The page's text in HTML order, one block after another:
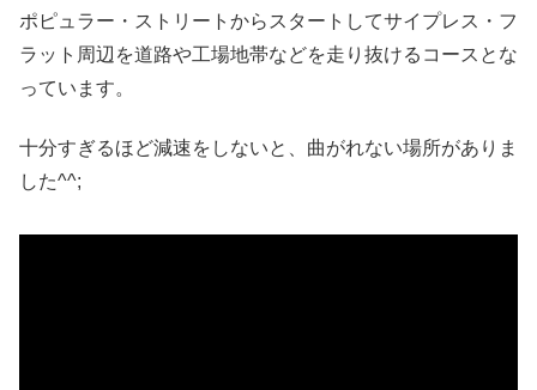
ポピュラー・ストリートからスタートしてサイプレス・フ
ラット周辺を道路や工場地帯などを走り抜けるコースとな
っています。
十分すぎるほど減速をしないと、曲がれない場所がありま
した^^;